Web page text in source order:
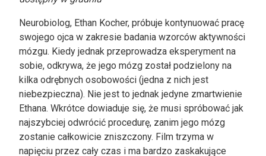
Neurobiolog, Ethan Kocher, próbuje kontynuować pracę
swojego ojca w zakresie badania wzorców aktywności
mózgu. Kiedy jednak przeprowadza eksperyment na
sobie, odkrywa, że jego mózg został podzielony na
kilka odrębnych osobowości (jedna z nich jest
niebezpieczna). Nie jest to jednak jedyne zmartwienie
Ethana. Wkrótce dowiaduje się, że musi spróbować jak
najszybciej odwrócić procedurę, zanim jego mózg
zostanie całkowicie zniszczony. Film trzyma w
napięciu przez cały czas i ma bardzo zaskakujące